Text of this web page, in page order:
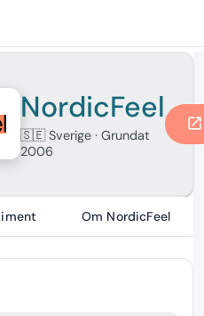
NordicFeel
🇸🇪 Sverige · Grundat
2006
open_in_new
Om NordicFeel